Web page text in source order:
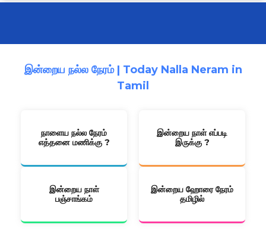
இன்றைய நல்ல நேரம் | Today Nalla Neram in
Tamil
நாளைய நல்ல நேரம்
எத்தனை மணிக்கு ?
இன்றைய நாள் எப்படி
இருக்கு ?
இன்றைய நாள்
பஞ்சாங்கம்
இன்றைய ஹோரை நேரம்
தமிழில்